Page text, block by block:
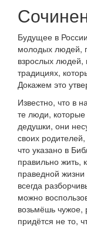
Будущее в
молодых людей,
взрослых
традициях,
Докажем это
Известно, что в
те люди,
дедушки, они
своих
что указано в
правильно жить,
праведной
всегда
можно
возьмёшь чужое,
придётся не то,